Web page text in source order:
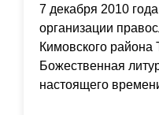
7 декабря 2010
организации
Кимовского района
Божественная
настоящего